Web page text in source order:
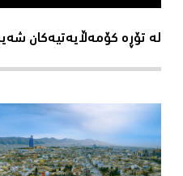
لە تۆڕە کۆمەڵایەتیەکان